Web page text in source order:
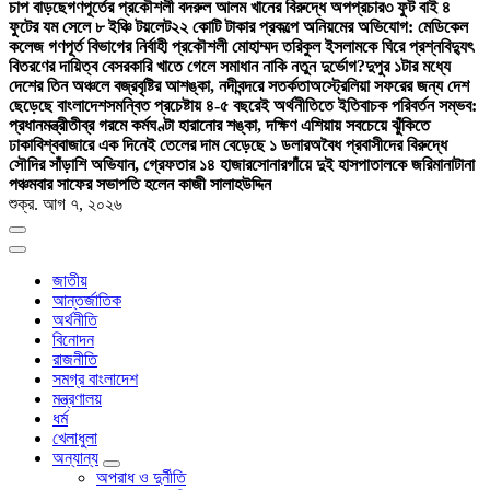
চাপ বাড়ছেগণপূর্তের প্রকৌশলী বদরুল আলম খানের বিরুদ্ধে অপপ্রচার৩ ফুট বাই ৪
ফুটের যম সেলে ৮ ইঞ্চি টয়লেট২২ কোটি টাকার প্রকল্পে অনিয়মের অভিযোগ: মেডিকেল
কলেজ গণপূর্ত বিভাগের নির্বাহী প্রকৌশলী মোহাম্মদ তরিকুল ইসলামকে ঘিরে প্রশ্নবিদ্যুৎ
বিতরণের দায়িত্ব বেসরকারি খাতে গেলে সমাধান নাকি নতুন দুর্ভোগ?দুপুর ১টার মধ্যে
দেশের তিন অঞ্চলে বজ্রবৃষ্টির আশঙ্কা, নদীবন্দরে সতর্কতাঅস্ট্রেলিয়া সফরের জন্য দেশ
ছেড়েছে বাংলাদেশসমন্বিত প্রচেষ্টায় ৪-৫ বছরেই অর্থনীতিতে ইতিবাচক পরিবর্তন সম্ভব:
প্রধানমন্ত্রীতীব্র গরমে কর্মঘণ্টা হারানোর শঙ্কা, দক্ষিণ এশিয়ায় সবচেয়ে ঝুঁকিতে
ঢাকাবিশ্ববাজারে এক দিনেই তেলের দাম বেড়েছে ১ ডলারঅবৈধ প্রবাসীদের বিরুদ্ধে
সৌদির সাঁড়াশি অভিযান, গ্রেফতার ১৪ হাজারসোনারগাঁয়ে দুই হাসপাতালকে জরিমানাটানা
পঞ্চমবার সাফের সভাপতি হলেন কাজী সালাহউদ্দিন
শুক্র. আগ ৭, ২০২৬
জাতীয়
আন্তর্জাতিক
অর্থনীতি
বিনোদন
রাজনীতি
সমগ্র বাংলাদেশ
মন্ত্রণালয়
ধর্ম
খেলাধুলা
অন্যান্য
অপরাধ ও দুর্নীতি